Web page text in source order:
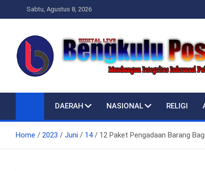
to
Sabtu, Agustus 8, 2026
Bengkulupost.id
DAERAH NASIONAL RELIGI
Home 2023 Juni 14 12 Paket Pengadaan Barang